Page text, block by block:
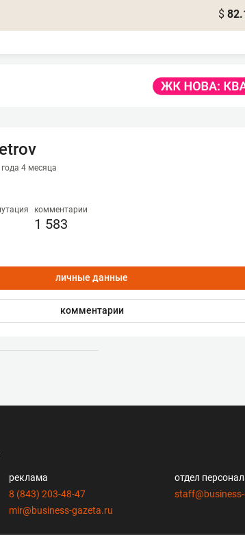
$
4 месяца
комментарии
1 583
личные данные
комментарии
реклама
8 (843) 203-48-47
mir@business-gazeta.ru
отдел